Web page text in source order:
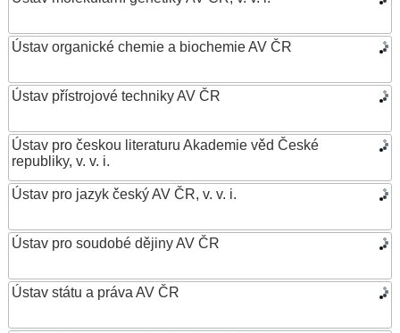
Ústav organické chemie a biochemie AV ČR
Ústav přístrojové techniky AV ČR
Ústav pro českou literaturu Akademie věd České
republiky, v. v. i.
Ústav pro jazyk český AV ČR, v. v. i.
Ústav pro soudobé dějiny AV ČR
Ústav státu a práva AV ČR